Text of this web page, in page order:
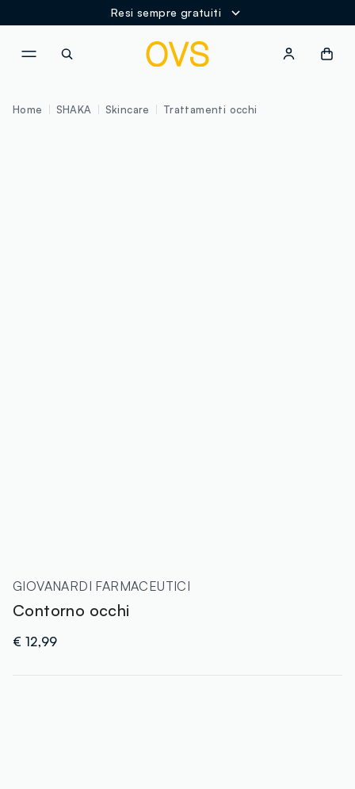
Resi sempre gratuiti
Home SHAKA Skincare Trattamenti occhi
GIOVANARDI FARMACEUTICI
Contorno occhi
€ 12,99